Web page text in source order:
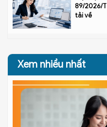
89/2026/
tải về
Xem nhiều nhất